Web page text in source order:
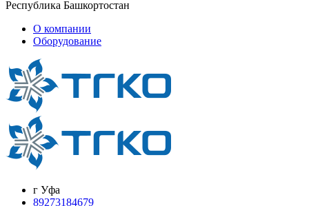
Республика Башкортостан
О компании
Оборудование
г Уфа
89273184679